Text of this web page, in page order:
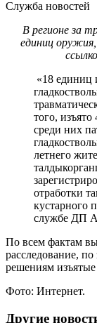
Служба новостей
В регионе за
единиц
«18 единиц
того,
среди них
летнего
отработки
кустарного
службе ДП
По всем фактам
расследование,
решениям
Фото: Интернет.
Другие